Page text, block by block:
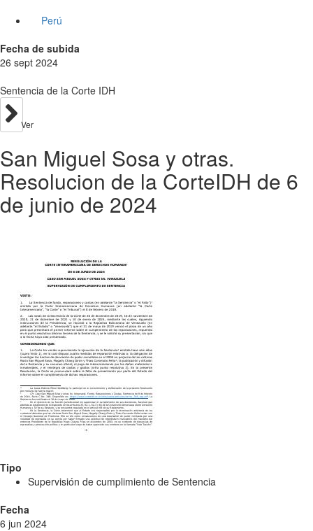
Perú
Fecha de subida
26 sept 2024
Sentencia de la Corte IDH
Ver
San Miguel Sosa y otras.
Resolucion de la CorteIDH de 6
de junio de 2024
Tipo
Supervisión de cumplimiento de Sentencia
Fecha
6 jun 2024